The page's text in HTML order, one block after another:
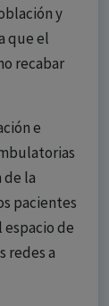
y
que el
recabar
e
de la
pacientes
de
redes a